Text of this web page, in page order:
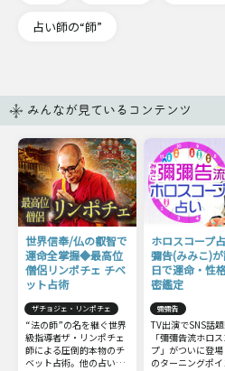
占い師の“師”
みんなが見ているコンテンツ
世界信奉/仏の叡智で
運命全掌握◆最高位
僧侶リンポチェ チベ
ット占術
ザチョジェ・リンポチェ
“法の師”の名を継ぐ世界
級指導者ザ・リンポチェ
師による圧倒的本物のチ
ベット占術。他の占いと
ホロスコープ
彌告(みみこ)
日で運命・性
密鑑定
彌彌告
TV出演でSNS話題
「彌彌告流ホロ
プ」がついに登
のターニングポ